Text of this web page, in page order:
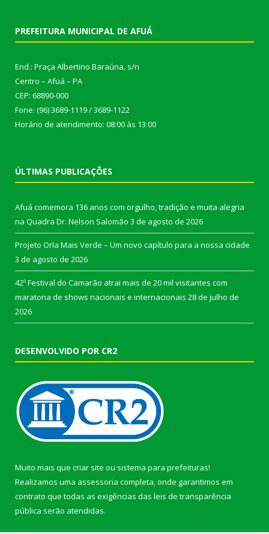
PREFEITURA MUNICIPAL DE AFUÁ
End.: Praça Albertino Baraúna, s/n
Centro – Afuá – PA
CEP: 68890-000
Fone: (96) 3689-1119 / 3689-1122
Horário de atendimento: 08:00 às 13:00
ÚLTIMAS PUBLICAÇÕES
Afuá comemora 136 anos com orgulho, tradição e muita alegria
na Quadra Dr. Nelson Salomão 3 de agosto de 2026
Projeto Orla Mais Verde – Um novo capítulo para a nossa cidade
3 de agosto de 2026
42º Festival do Camarão atrai mais de 20 mil visitantes com
maratona de shows nacionais e internacionais 28 de julho de
2026
DESENVOLVIDO POR CR2
Muito mais que criar site ou sistema para prefeituras!
Realizamos uma assessoria completa, onde garantimos em
contrato que todas as exigências das leis de transparência
pública serão atendidas.